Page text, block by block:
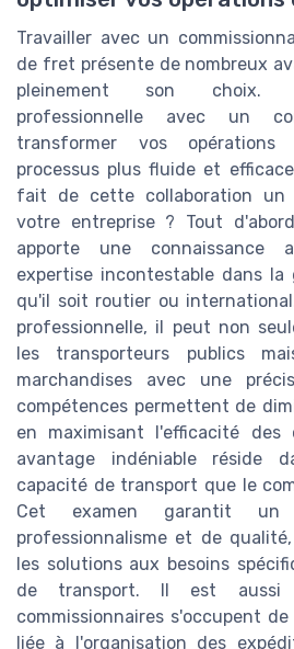
Travailler avec un
de fret présente de nombreux
pleinement son choix.
professionnelle avec un
transformer vos
processus plus fluide et
fait de cette collaboration un
votre entreprise ? Tout
apporte une connaissance
expertise incontestable dans
qu'il soit routier ou
professionnelle, il peut non
les transporteurs publics
marchandises avec une
compétences permettent de
en maximisant l'efficacité des
avantage indéniable réside
capacité de transport que le
Cet examen garantit
professionnalisme et de
les solutions aux besoins
de transport. Il est
commissionnaires s'occupent
liée à l'organisation des